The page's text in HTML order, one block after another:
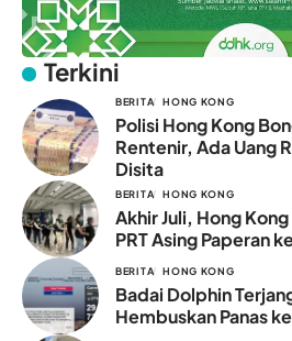
Terkini
BERITA HONG KONG
Polisi Hong Kong
Rentenir, Ada Uang
Disita
BERITA HONG KONG
Akhir Juli, Hong
PRT Asing Paperan
BERITA HONG KONG
Badai Dolphin
Hembuskan Panas